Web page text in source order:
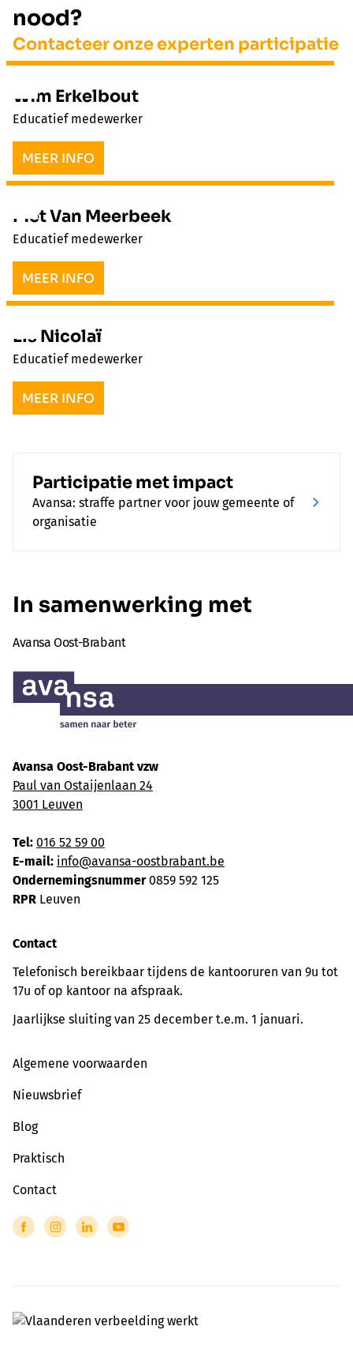
nood?
Contacteer onze experten participatie
Wim Erkelbout
Educatief medewerker
MEER INFO
Piet Van Meerbeek
Educatief medewerker
MEER INFO
Els Nicolaï
Educatief medewerker
MEER INFO
Participatie met impact
Avansa: straffe partner voor jouw gemeente of
organisatie
In samenwerking met
Avansa Oost-Brabant
Avansa Oost-Brabant vzw
Paul van Ostaijenlaan 24
3001 Leuven
Tel: 016 52 59 00
E-mail: info@avansa-oostbrabant.be
Ondernemingsnummer0859 592 125
RPR Leuven
Contact
Telefonisch bereikbaar tijdens de kantooruren van 9u tot
17u of op kantoor na afspraak.
Jaarlijkse sluiting van 25 december t.e.m. 1 januari.
Algemene voorwaarden
Nieuwsbrief
Blog
Praktisch
Contact